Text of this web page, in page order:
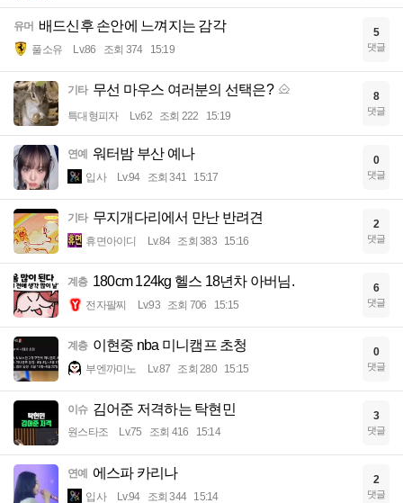
유머 배드신후 손안에 느껴지는 감각
풀소유 Lv.86 조회 374 15:19
5
댓글
기타 무선 마우스 여러분의 선택은?
특대형피자 Lv.62 조회 222 15:19
8
댓글
연예 워터밤 부산 예나
입사 Lv.94 조회 341 15:17
0
댓글
기타 무지개다리에서 만난 반려견
휴면아이디 Lv.84 조회 383 15:16
2
댓글
계층 180cm 124kg 헬스 18년차 아버님.
전자팔찌 Lv.93 조회 706 15:15
6
댓글
계층 이현중 nba 미니캠프 초청
부엔까미노 Lv.87 조회 280 15:15
0
댓글
이슈 김어준 저격하는 탁현민
원스타조 Lv.75 조회 416 15:14
3
댓글
연예 에스파 카리나
입사 Lv.94 조회 344 15:14
2
댓글